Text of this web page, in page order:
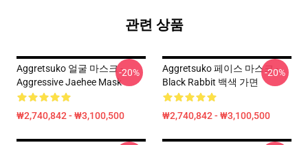
관련 상품
Aggretsuko 얼굴 마스크 -
Aggressive Jaehee Mask
₩2,740,842 - ₩3,100,500
-20%
Aggretsuko 페이스 마스크 -
Black Rabbit 백색 가면
₩2,740,842 - ₩3,100,500
-20%